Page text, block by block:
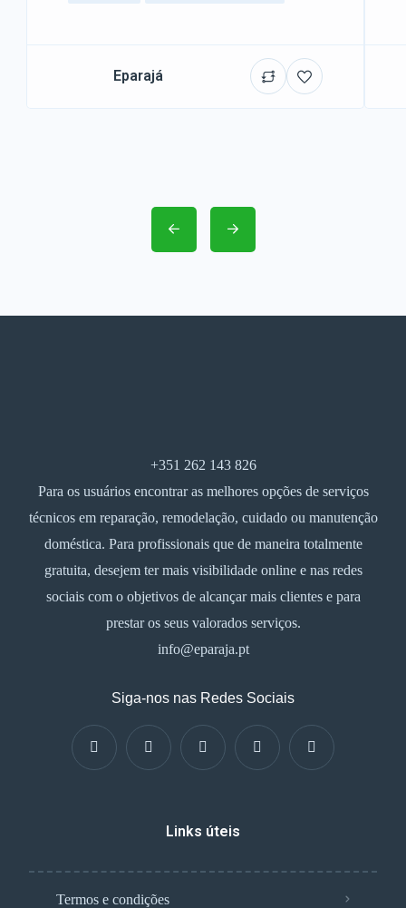
Eparajá
+351 262 143 826
Para os usuários encontrar as melhores opções de serviços
técnicos em reparação, remodelação, cuidado ou manutenção
doméstica. Para profissionais que de maneira totalmente
gratuita, desejem ter mais visibilidade online e nas redes
sociais com o objetivos de alcançar mais clientes e para
prestar os seus valorados serviços.
info@eparaja.pt
Siga-nos nas Redes Sociais
Links úteis
Termos e condições